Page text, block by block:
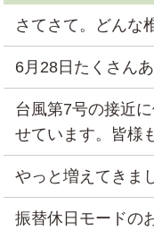
さてさて。どんな
6月28日たくさんあ
台風第7号の接近
せています。皆様
やっと増えてきま
振替休日モードの